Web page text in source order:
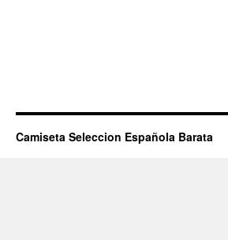
Camiseta Seleccion Española Barata